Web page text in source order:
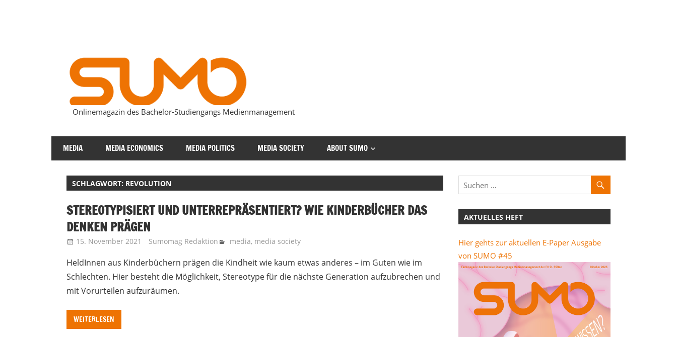
SUMOmag
Onlinemagazin des Bachelor-Studiengangs Medienmanagement
MEDIA MEDIA ECONOMICS MEDIA POLITICS MEDIA SOCIETY ABOUT SUMO
SCHLAGWORT: REVOLUTION
STEREOTYPISIERT UND UNTERREPRÄSENTIERT? WIE KINDERBÜCHER DAS
DENKEN PRÄGEN
15. November 2021 Sumomag Redaktion media, media society
HeldInnen aus Kinderbüchern prägen die Kindheit wie kaum etwas anderes – im Guten wie im
Schlechten. Hier besteht die Möglichkeit, Stereotype für die nächste Generation aufzubrechen und
mit Vorurteilen aufzuräumen.
WEITERLESEN
AKTUELLES HEFT
Hier gehts zur aktuellen E-Paper Ausgabe
von SUMO #45